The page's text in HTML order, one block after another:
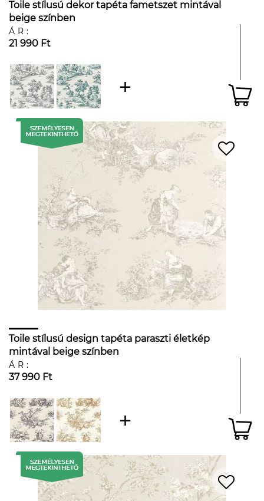
Toile stílusú dekor tapéta fametszet mintával
beige színben
ÁR:
21 990 Ft
Toile stílusú design tapéta paraszti életkép
mintával beige színben
ÁR:
37 990 Ft